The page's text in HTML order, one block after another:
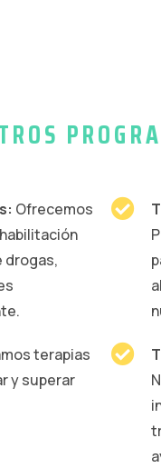
Ofrecemos
drogas,
terapias
y superar